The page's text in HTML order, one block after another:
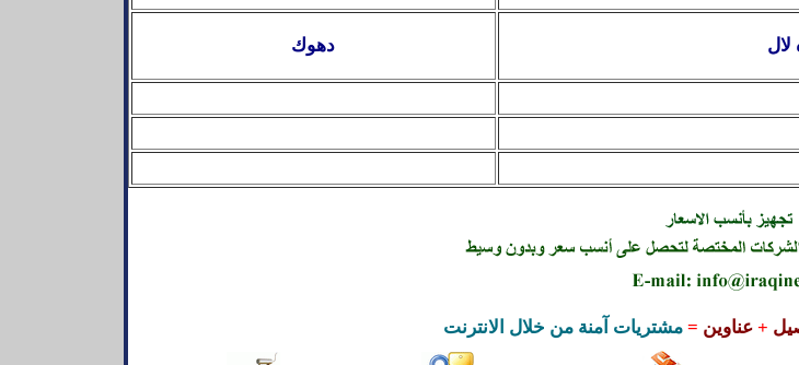
دهوك
+ عناوين = مشتريات منة من خلال الانترنت